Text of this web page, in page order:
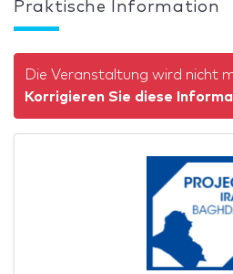
Praktische Information
Die Veranstaltung wird nicht
Korrigieren Sie diese